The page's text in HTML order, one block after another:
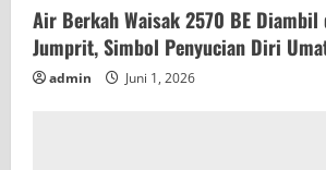
Air Berkah Waisak 2570 BE
Jumprit, Simbol Penyucian Diri
admin Juni 1, 2026